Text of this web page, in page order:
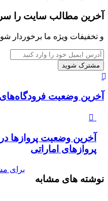
آخرین مطالب سایت را
و تخفیفات ویژه ما برخوردار
آدرس
ایمیل
خود
را
وارد
کنید
آخرین وضعیت فرودگاه‌های کشور
آخرین وضعیت پرواز‌ها
پرواز‌های اماراتی
نوشته های مشابه
برای